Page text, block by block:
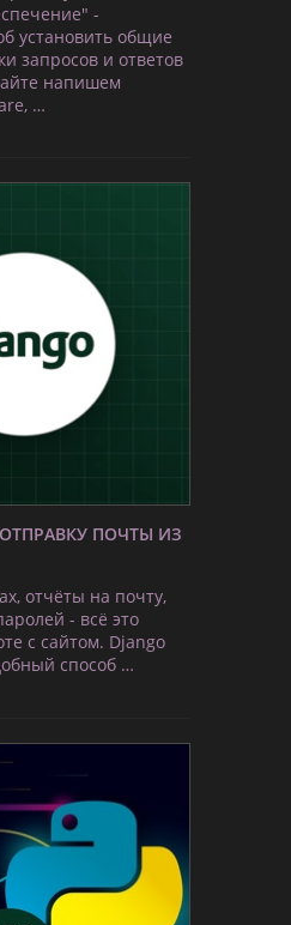
-
установить общие
запросов и ответов
напишем
…
ПОЧТЫ ИЗ
отчёты на почту,
- всё это
с сайтом. Django
способ …